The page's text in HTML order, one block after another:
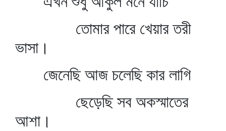
তোমার পারে খেয়ার তরী
ভাসা।
জেনেছি আজ চলেছি কার লাগি
ছেড়েছি সব অকস্মাতের
আশা।